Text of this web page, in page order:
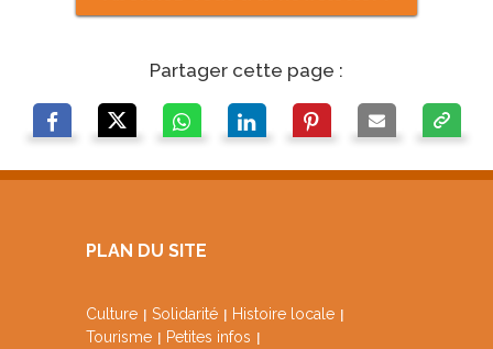
Partager cette page :
PLAN DU SITE
Culture Solidarité
Histoire locale
Tourisme
Petites infos